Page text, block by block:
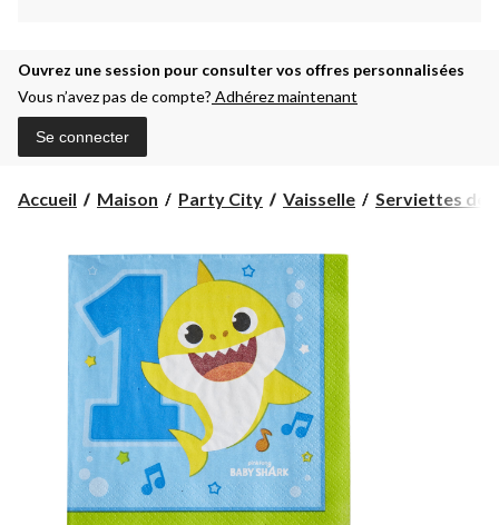
Ouvrez une session pour consulter vos offres personnalisées
Vous n’avez pas de compte? Adhérez maintenant
Se connecter
Accueil Maison Party City Vaisselle Serviettes de